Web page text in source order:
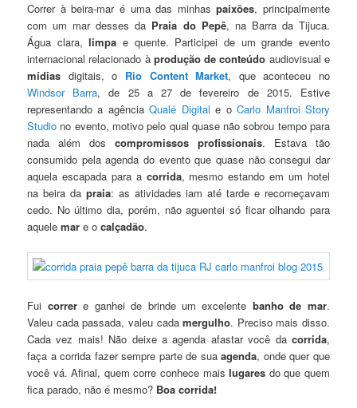
Correr à beira-mar é uma das minhaspaixões, principalmente
com um mar desses da Praia do Pepê, na Barra da Tijuca.
Água clara,limpa e quente. Participei de um grande evento
internacional relacionado à produção de conteúdo audiovisual e
mídias digitais, o Rio Content Market, que aconteceu no
Windsor Barra, de 25 a 27 de fevereiro de 2015. Estive
representando a agênciaQualé Digital e oCarlo Manfroi Story
Studio no evento, motivo pelo qual quase não sobrou tempo para
nada além dos compromissos profissionais. Estava tão
consumido pela agenda do evento que quase não consegui dar
aquela escapada para a corrida, mesmo estando em um hotel
na beira da praia: as atividades iam até tarde e recomeçavam
cedo. No último dia, porém, não aguentei só ficar olhando para
aquelemar e ocalçadão.
Fui correre ganhei de brinde um excelente banho de mar.
Valeu cada passada, valeu cadamergulho. Preciso mais disso.
Cada vez mais! Não deixe a agenda afastar você da corrida,
faça a corrida fazer sempre parte de suaagenda, onde quer que
você vá. Afinal, quem corre conhece maislugares do que quem
fica parado, não é mesmo? Boa corrida!